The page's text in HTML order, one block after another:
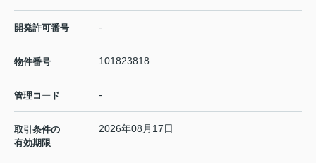
開発許可番号 -
物件番号 101823818
管理コード -
取引条件の
有効期限
2026年08月17日